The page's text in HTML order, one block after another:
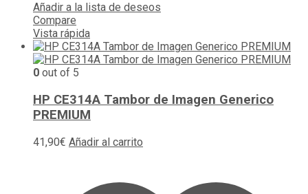
Añadir a la lista de deseos
Compare
Vista rápida
0 out of 5
HP CE314A Tambor de Imagen Generico
PREMIUM
41,90€ Añadir al carrito